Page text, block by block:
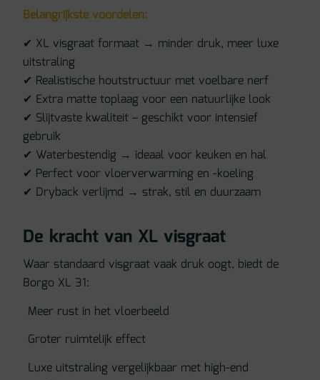
Belangrijkste voordelen:
✔ XL visgraat formaat → minder druk, meer luxe
uitstraling
✔ Realistische houtstructuur met voelbare nerf
✔ Extra matte toplaag voor een natuurlijke look
✔ Slijtvaste kwaliteit – geschikt voor intensief
gebruik
✔ Waterbestendig → ideaal voor keuken en hal
✔ Perfect voor vloerverwarming en -koeling
✔ Dryback verlijmd → strak, stil en duurzaam
De kracht van XL visgraat
Waar standaard visgraat vaak druk oogt, biedt de
Borgo XL 31:
Meer rust in het vloerbeeld
Groter ruimtelijk effect
Luxe uitstraling vergelijkbaar met high-end